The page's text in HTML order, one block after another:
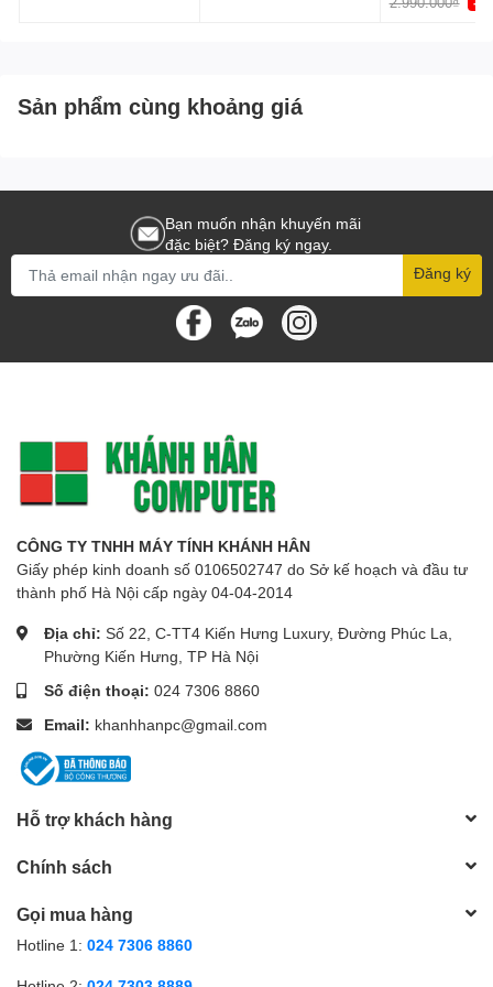
Sản phẩm cùng khoảng giá
Bạn muốn nhận khuyến mãi
đặc biệt? Đăng ký ngay.
Đăng ký
CÔNG TY TNHH MÁY TÍNH KHÁNH HÂN
Giấy phép kinh doanh số 0106502747 do Sở kế hoạch và đầu tư
thành phố Hà Nội cấp ngày 04-04-2014
Địa chỉ: Số 22, C-TT4 Kiến Hưng Luxury, Đường Phúc La,
Phường Kiến Hưng, TP Hà Nội
Số điện thoại: 024 7306 8860
Email: khanhhanpc@gmail.com
Hỗ trợ khách hàng
Chính sách
Gọi mua hàng
Hotline 1: 024 7306 8860